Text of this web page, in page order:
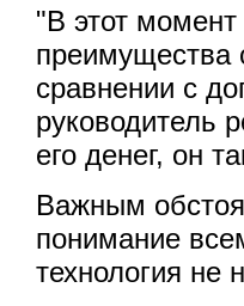
"В этот момент
преимущества
сравнении с
руководитель
его денег, он
Важным
понимание
технология не